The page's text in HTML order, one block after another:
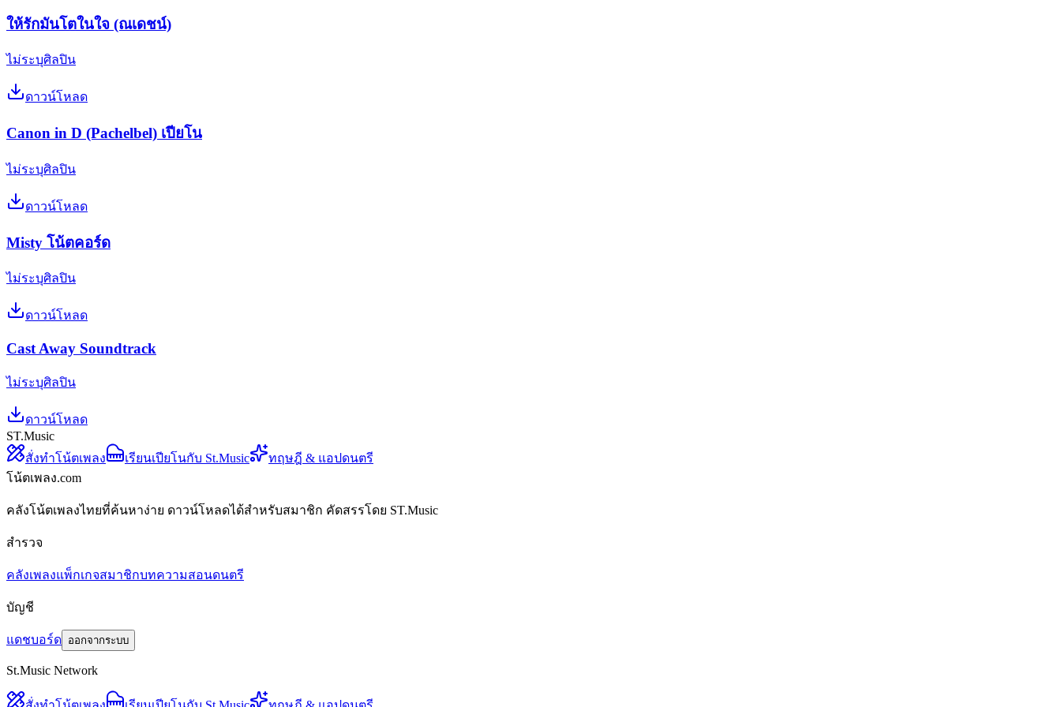
ให้รักมันโตในใจ (ณเดชน์)
ไม่ระบุศิลปิน
ดาวน์โหลด
Canon in D (Pachelbel) เปียโน
ไม่ระบุศิลปิน
ดาวน์โหลด
Misty โน้ตคอร์ด
ไม่ระบุศิลปิน
ดาวน์โหลด
Cast Away Soundtrack
ไม่ระบุศิลปิน
ดาวน์โหลด
ST.Music
สั่งทำโน้ตเพลง
เรียนเปียโนกับ St.Music
ทฤษฎี & แอปดนตรี
โน้ตเพลง.com
คลังโน้ตเพลงไทยที่ค้นหาง่าย ดาวน์โหลดได้สำหรับสมาชิก คัดสรรโดย ST.Music
สำรวจ
คลังเพลงแพ็กเกจสมาชิกบทความสอนดนตรี
บัญชี
แดชบอร์ด ออกจากระบบ
St.Music Network